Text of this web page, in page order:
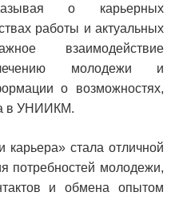
о карьерных
работы и актуальных
взаимодействие
молодежи и
о возможностях,
в УНИИКМ.
карьера» стала отличной
потребностей молодежи,
и обмена опытом